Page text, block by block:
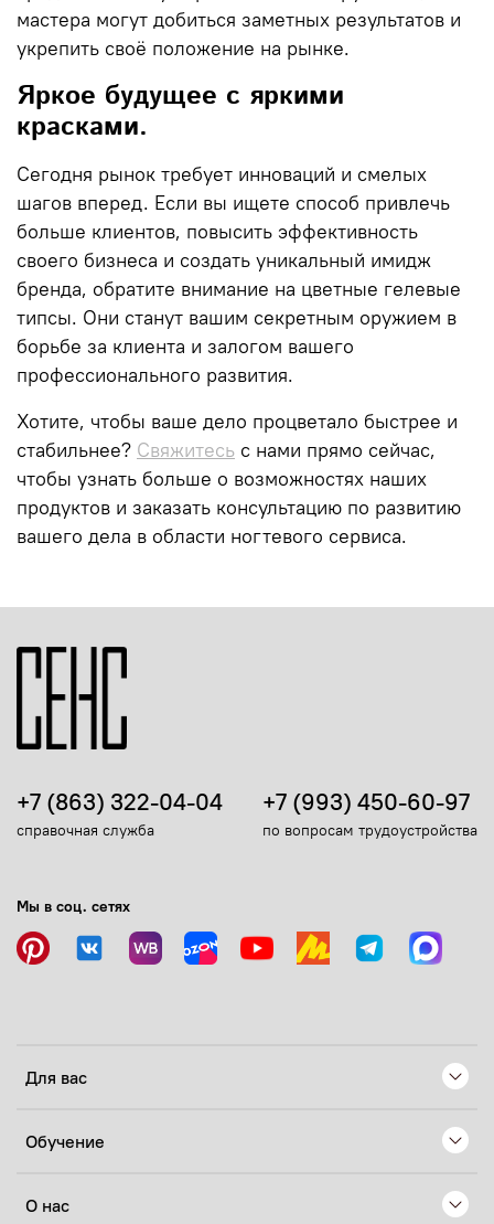
мастера могут добиться заметных результатов и
укрепить своё положение на рынке.
Яркое будущее с яркими
красками.
Сегодня рынок требует инноваций и смелых
шагов вперед. Если вы ищете способ привлечь
больше клиентов, повысить эффективность
своего бизнеса и создать уникальный имидж
бренда, обратите внимание на цветные гелевые
типсы. Они станут вашим секретным оружием в
борьбе за клиента и залогом вашего
профессионального развития.
Хотите, чтобы ваше дело процветало быстрее и
стабильнее? Свяжитесь с нами прямо сейчас,
чтобы узнать больше о возможностях наших
продуктов и заказать консультацию по развитию
вашего дела в области ногтевого сервиса.
Для вас
Обучение
О нас
+7 (863) 322-04-04
справочная служба
+7 (993) 450-60-97
по вопросам трудоустройства
Мы в соц. сетях